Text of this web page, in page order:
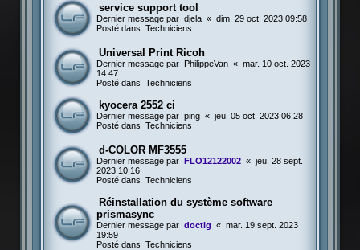
service support tool
Dernier message par djela « dim. 29 oct. 2023 09:58
Posté dans Techniciens
Universal Print Ricoh
Dernier message par PhilippeVan « mar. 10 oct. 2023
14:47
Posté dans Techniciens
kyocera 2552 ci
Dernier message par ping « jeu. 05 oct. 2023 06:28
Posté dans Techniciens
d-COLOR MF3555
Dernier message par FLO12122002 « jeu. 28 sept.
2023 10:16
Posté dans Techniciens
Réinstallation du système software
prismasync
Dernier message par doctlg « mar. 19 sept. 2023
19:59
Posté dans Techniciens